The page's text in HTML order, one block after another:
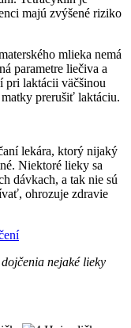
majú zvýšené riziko
mlieka nemá
parametre liečiva a
pri laktácii väčšinou
prerušiť laktáciu.
lekára, ktorý nijaký
Niektoré lieky sa
dávkach, a tak nie sú
ohrozuje zdravie
nejaké lieky